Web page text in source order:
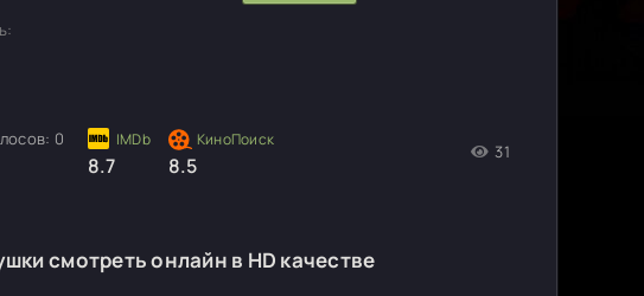
0
8.7 8.5
31
смотреть онлайн в HD качестве